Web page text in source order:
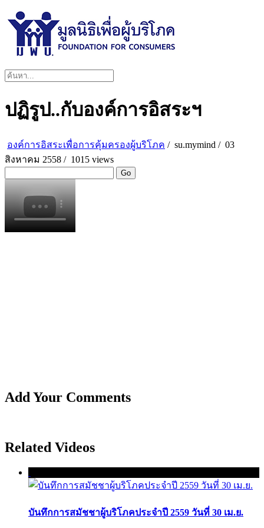
ปฏิรูป..กับองค์การอิสระฯ
องค์การอิสระเพื่อการคุ้มครองผู้บริโภค / su.mymind / 03
สิงหาคม 2558 / 1015 views
Go
Add Your Comments
Related Videos
บันทึกการสมัชชาผู้บริโภคประจำปี 2559 วันที่ 30 เม.ย.